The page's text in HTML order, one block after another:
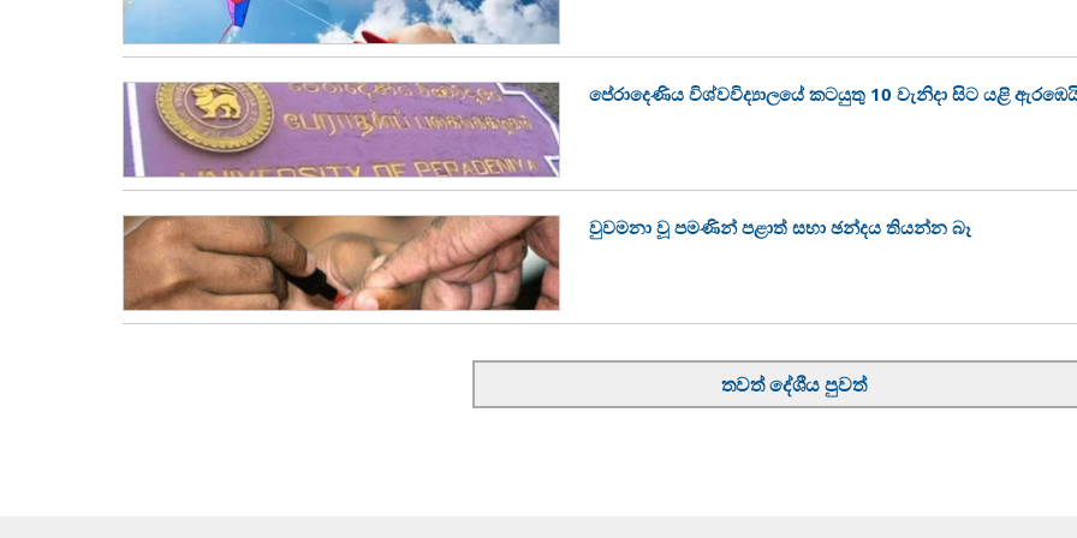
පේරාදෙණිය විශ්වවිද්‍යාලයේ කටයුතු 10 වැනිදා සිට යළි
වුවමනා වූ පමණින් පළාත් සභා ඡන්දය තියන්න බෑ
තවත් දේශීය පුවත්